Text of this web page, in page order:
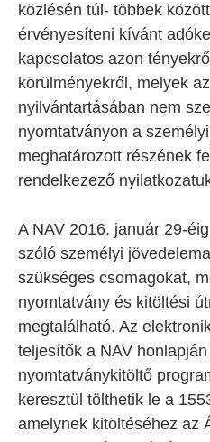
közlésén túl- többek
érvényesíteni kívánt
kapcsolatos azon
körülményekről, melyek
nyilvántartásában nem
nyomtatványon a
meghatározott részének
rendelkezező
A NAV 2016. január 29-
szóló személyi
szükséges csomagokat,
nyomtatvány és kitöltési
megtalálható. Az
teljesítők a NAV
nyomtatványkitöltő
keresztül tölthetik le a
amelynek kitöltéséhez az